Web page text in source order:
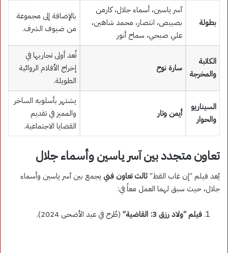
بطولة
آسر ياسين، أسماء جلال، كارمن
بصيبص، انتصار، محمد شاهين،
علي صبحي، سماح أنور
بالإضافة إلى مجموعة
من ضيوف الشرف.
الكاتبة
والمخرجة
سارة نوح
تُعد أولى تجاربها في
إخراج الأفلام الروائية
الطويلة.
السيناريو
والحوار
أيمن وتار
يشتهر بأسلوبه الساخر
والمميز في تقديم
القضايا الاجتماعية.
تعاون متجدد بين آسر ياسين وأسماء جلال
يُعد فيلم “إن غاب القط”ثالث تعاون فني يجمع بين آسر ياسين وأسماء
جلال، حيث سبق لهما العمل معاً في:
فيلم “ولاد رزق 3: القاضية” (طُرح في عيد الأضحى 2024).